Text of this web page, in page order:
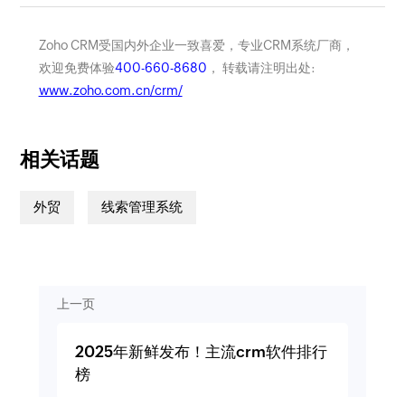
Zoho CRM受国内外企业一致喜爱，专业CRM系统厂商，
欢迎免费体验400-660-8680 ， 转载请注明出处:
www.zoho.com.cn/crm/
相关话题
外贸 线索管理系统
上一页
2025年新鲜发布！主流crm软件排行
榜